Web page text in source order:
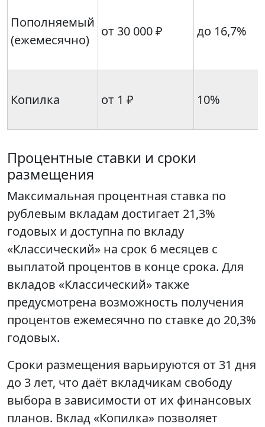
Пополняемый
(ежемесячно)
от 30 000 ₽ до 16,7%
Копилка от 1 ₽ 10%
Процентные ставки и сроки
размещения
Максимальная процентная ставка по
рублевым вкладам достигает 21,3%
годовых и доступна по вкладу
«Классический» на срок 6 месяцев с
выплатой процентов в конце срока. Для
вкладов «Классический» также
предусмотрена возможность получения
процентов ежемесячно по ставке до 20,3%
годовых.
Сроки размещения варьируются от 31 дня
до 3 лет, что даёт вкладчикам свободу
выбора в зависимости от их финансовых
планов. Вклад «Копилка» позволяет